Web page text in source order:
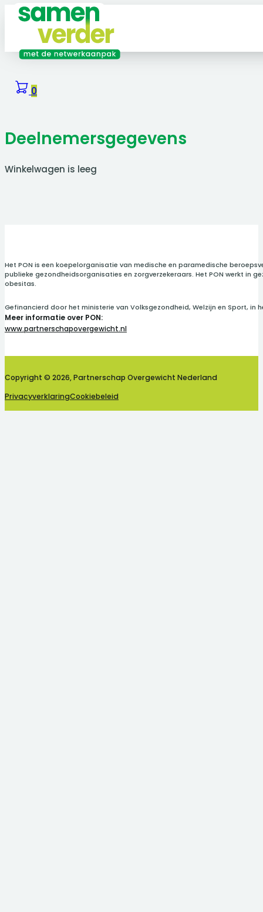
0
Deelnemersgegevens
Winkelwagen is leeg
Het PON is een koepelorganisatie van medische en paramedische
publieke gezondheidsorganisaties en zorgverzekeraars. Het PON werkt in
obesitas.
Gefinancierd door het ministerie van Volksgezondheid, Welzijn en Sport, in
Meer informatie over PON:
www.partnerschapovergewicht.nl
Copyright © 2026, Partnerschap Overgewicht Nederland
PrivacyverklaringCookiebeleid